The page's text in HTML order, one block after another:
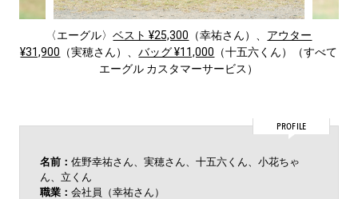
〈エーグル〉ベスト ¥25,300 （幸祐さん）、 アウター
¥31,900 （実穂さん）、バッグ ¥11,000 （十五六くん）（すべて
エーグル カスタマーサービス）
PROFILE
名前： 佐野幸祐さん、実穂さん、十五六くん、小花ちゃ
ん、立くん
職業： 会社員（幸祐さん）